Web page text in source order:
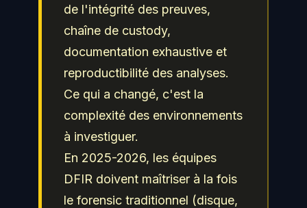
de l'intégrité des preuves,
chaîne de custody,
documentation exhaustive et
reproductibilité des analyses.
Ce qui a changé, c'est la
complexité des environnements
à investiguer.
En 2025-2026, les équipes
DFIR doivent maîtriser à la fois
le forensic traditionnel (disque,